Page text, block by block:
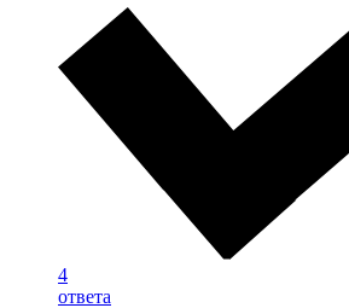
4
ответа